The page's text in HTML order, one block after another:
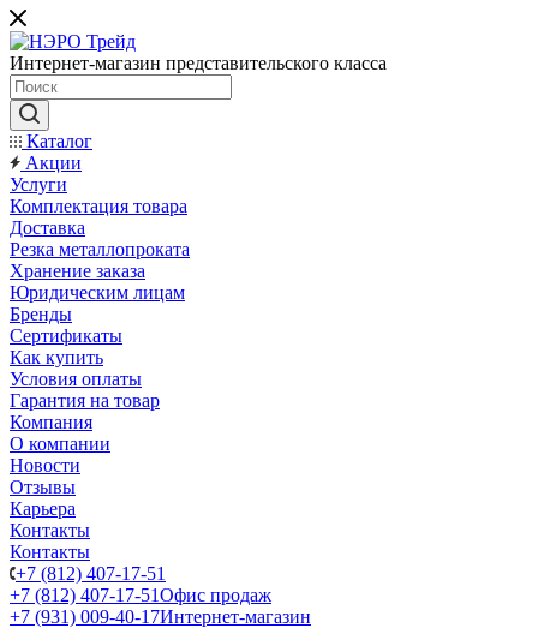
Интернет-магазин представительского класса
Каталог
Акции
Услуги
Комплектация товара
Доставка
Резка металлопроката
Хранение заказа
Юридическим лицам
Бренды
Сертификаты
Как купить
Условия оплаты
Гарантия на товар
Компания
О компании
Новости
Отзывы
Карьера
Контакты
Контакты
+7 (812) 407-17-51
+7 (812) 407-17-51Офис продаж
+7 (931) 009-40-17Интернет-магазин